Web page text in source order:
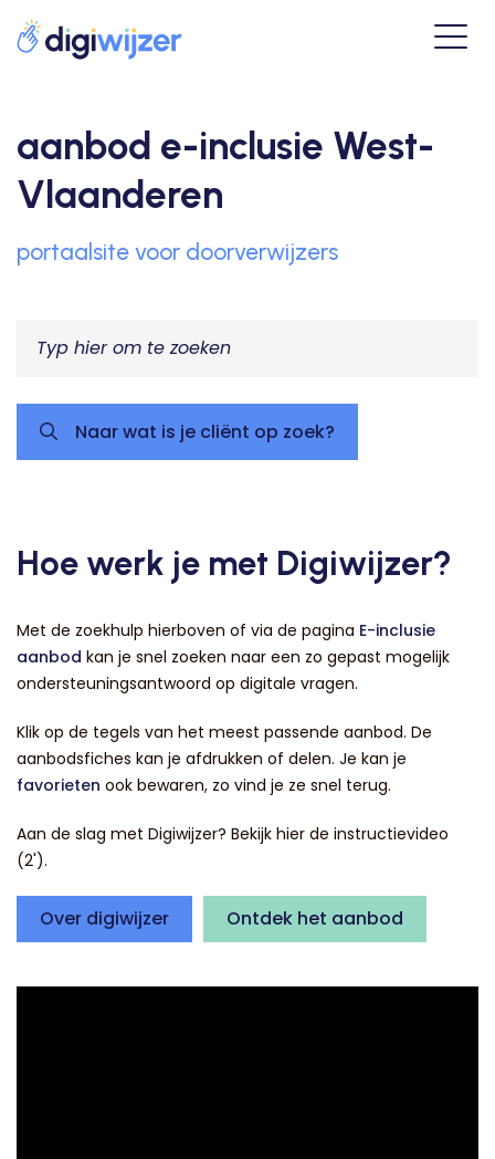
aanbod e-inclusie West-
Vlaanderen
portaalsite voor doorverwijzers
Naar wat is je cliënt op zoek?
Hoe werk je met Digiwijzer?
Met de zoekhulp hierboven of via de pagina E-inclusie
aanbod kan je snel zoeken naar een zo gepast mogelijk
ondersteuningsantwoord op digitale vragen.
Klik op de tegels van het meest passende aanbod. De
aanbodsfiches kan je afdrukken of delen. Je kan je
favorieten ook bewaren, zo vind je ze snel terug.
Aan de slag met Digiwijzer? Bekijk hier de instructievideo
(2').
Over digiwijzer Ontdek het aanbod